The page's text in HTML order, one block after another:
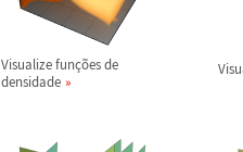
Visualize funções de
densidade